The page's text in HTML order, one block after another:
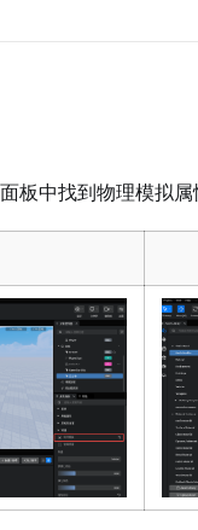
板中找到物理模拟